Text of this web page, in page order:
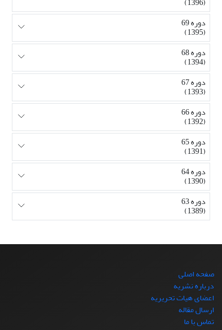
دوره 69
(1395)
دوره 68
(1394)
دوره 67
(1393)
دوره 66
(1392)
دوره 65
(1391)
دوره 64
(1390)
دوره 63
(1389)
صفحه اصلی
درباره نشریه
اعضای هیات تحریریه
ارسال مقاله
تماس با ما